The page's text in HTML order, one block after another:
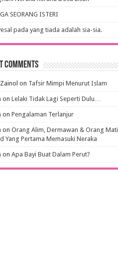
SEORANG ISTERI
pada yang tiada adalah sia-sia.
Comments
on Tafsir Mimpi Menurut Islam
on Lelaki Tidak Lagi Seperti Dulu…
on Pengalaman Terlanjur
on Orang Alim, Dermawan & Orang Mati
Yang Pertama Memasuki Neraka
on Apa Bayi Buat Dalam Perut?